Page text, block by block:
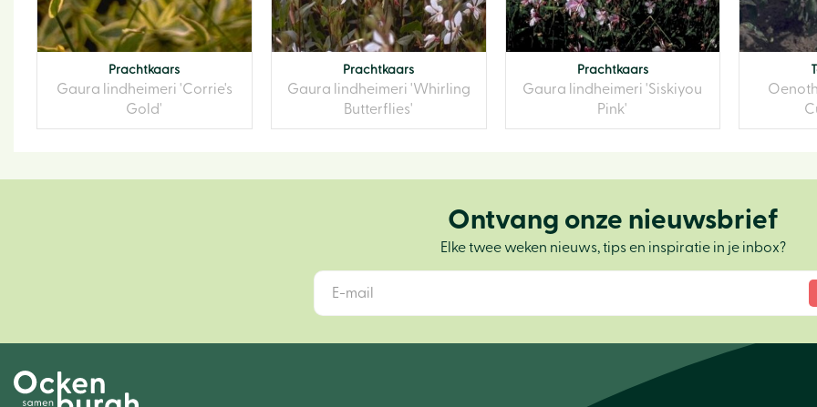
Prachtkaars
Gaura lindheimeri 'Corrie's
Gold'
Prachtkaars
Gaura lindheimeri 'Whirling
Butterflies'
Prachtkaars
Gaura lindheimeri 'Siskiyou
Pink'
Ontvang onze nieuwsbrief
Elke twee weken nieuws, tips en inspiratie in je inbox?